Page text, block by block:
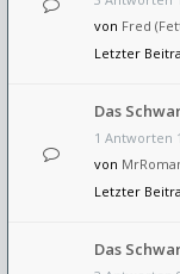
von Fred
Letzter
Das
1 Antworten
von
Letzter
Das